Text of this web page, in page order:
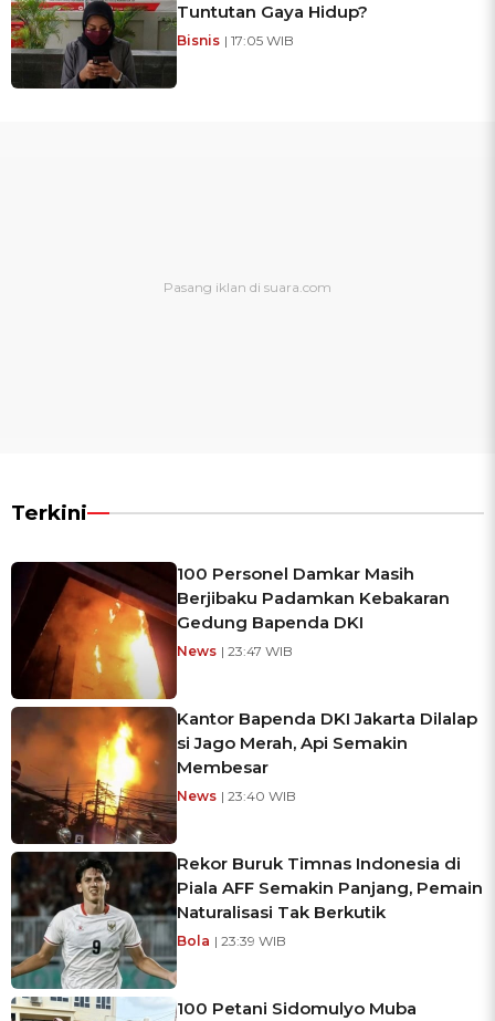
Tuntutan Gaya Hidup?
Bisnis | 17:05 WIB
Terkini
100 Personel Damkar Masih
Berjibaku Padamkan Kebakaran
Gedung Bapenda DKI
News | 23:47 WIB
Kantor Bapenda DKI Jakarta Dilalap
si Jago Merah, Api Semakin
Membesar
News | 23:40 WIB
Rekor Buruk Timnas Indonesia di
Piala AFF Semakin Panjang, Pemain
Naturalisasi Tak Berkutik
Bola | 23:39 WIB
100 Petani Sidomulyo Muba